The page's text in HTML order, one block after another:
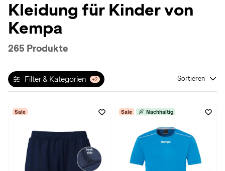
S
h
c
Kleidung für Kinder von
Kempa
265 Produkte
Filter & Kategorien +2 Sortieren
Sale Sale Nachhaltig